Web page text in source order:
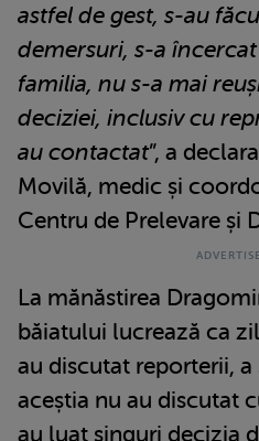
astfel de gest, s-au
demersuri, s-a
familia, nu s-a mai
deciziei, inclusiv cu
au contactat”, a
Movilă, medic și
Centru de Prelevare și
La mănăstirea
băiatului lucrează ca
au discutat reporterii,
aceștia nu au discutat
au luat singuri decizia